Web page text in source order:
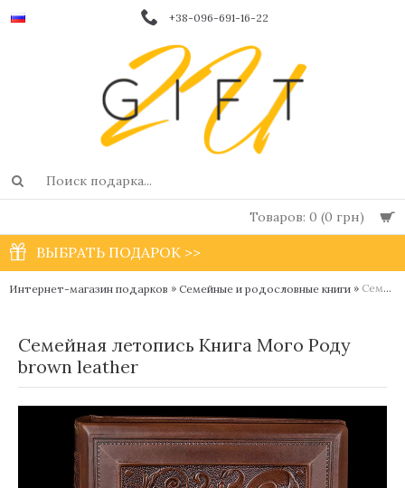
+38-096-691-16-22
Товаров: 0 (0 грн)
ВЫБРАТЬ ПОДАРОК >>
Интернет-магазин подарков » Семейные и родословные книги » Семейная летопись Книга Мого Роду brown leather
Семейная летопись Книга Мого Роду
brown leather